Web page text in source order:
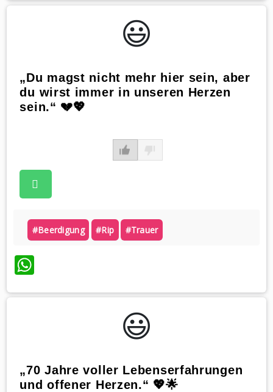
😃️
„Du magst nicht mehr hier sein, aber
du wirst immer in unseren Herzen
sein.“ 💔💖
#beerdigung #rip #trauer
WhatsApp
😃️
„70 Jahre voller Lebenserfahrungen
und offener Herzen.“ 💖🌟